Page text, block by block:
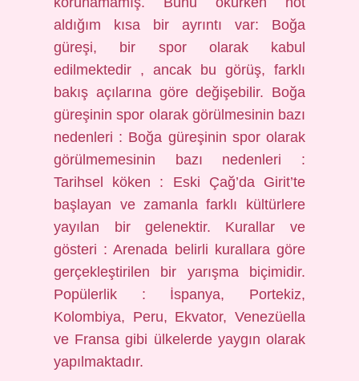
aldığım kısa bir ayrıntı var: Boğa
güreşi, bir spor olarak kabul
edilmektedir , ancak bu görüş, farklı
bakış açılarına göre değişebilir. Boğa
güreşinin spor olarak görülmesinin bazı
nedenleri : Boğa güreşinin spor olarak
görülmemesinin bazı nedenleri :
Tarihsel köken : Eski Çağ’da Girit’te
başlayan ve zamanla farklı kültürlere
yayılan bir gelenektir. Kurallar ve
gösteri : Arenada belirli kurallara göre
gerçekleştirilen bir yarışma biçimidir.
Popülerlik : İspanya, Portekiz,
Kolombiya, Peru, Ekvator, Venezüella
ve Fransa gibi ülkelerde yaygın olarak
yapılmaktadır.